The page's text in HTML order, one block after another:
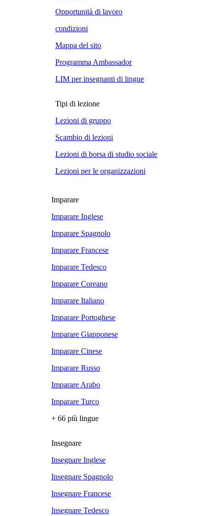
Opportunità di lavoro
condizioni
Mappa del sito
Programma Ambassador
LIM per insegnanti di lingue
Tipi di lezione
Lezioni di gruppo
Scambio di lezioni
Lezioni di borsa di studio sociale
Lezioni per le organizzazioni
Imparare
Imparare Inglese
Imparare Spagnolo
Imparare Francese
Imparare Tedesco
Imparare Coreano
Imparare Italiano
Imparare Portoghese
Imparare Giapponese
Imparare Cinese
Imparare Russo
Imparare Arabo
Imparare Turco
+ 66 più lingue
Insegnare
Insegnare Inglese
Insegnare Spagnolo
Insegnare Francese
Insegnare Tedesco